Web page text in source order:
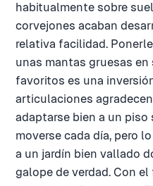
habitualmente sobre
corvejones acaban
relativa facilidad.
unas mantas gruesas
favoritos es una
articulaciones
adaptarse bien a un piso
moverse cada día, pero
a un jardín bien vallado
galope de verdad. Con